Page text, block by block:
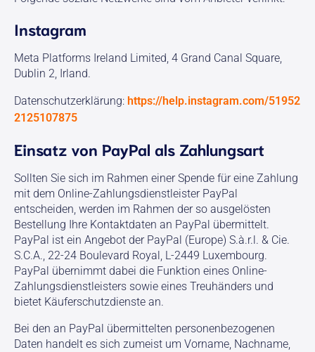
Instagram
Meta Platforms Ireland Limited, 4 Grand Canal Square,
Dublin 2, Irland.
Datenschutzerklärung: https://help.instagram.com/51952
2125107875
Einsatz von PayPal als Zahlungsart
Sollten Sie sich im Rahmen einer Spende für eine Zahlung
mit dem Online-Zahlungsdienstleister PayPal
entscheiden, werden im Rahmen der so ausgelösten
Bestellung Ihre Kontaktdaten an PayPal übermittelt.
PayPal ist ein Angebot der PayPal (Europe) S.à.r.l. & Cie.
S.C.A., 22-24 Boulevard Royal, L-2449 Luxembourg.
PayPal übernimmt dabei die Funktion eines Online-
Zahlungsdienstleisters sowie eines Treuhänders und
bietet Käuferschutzdienste an.
Bei den an PayPal übermittelten personenbezogenen
Daten handelt es sich zumeist um Vorname, Nachname,